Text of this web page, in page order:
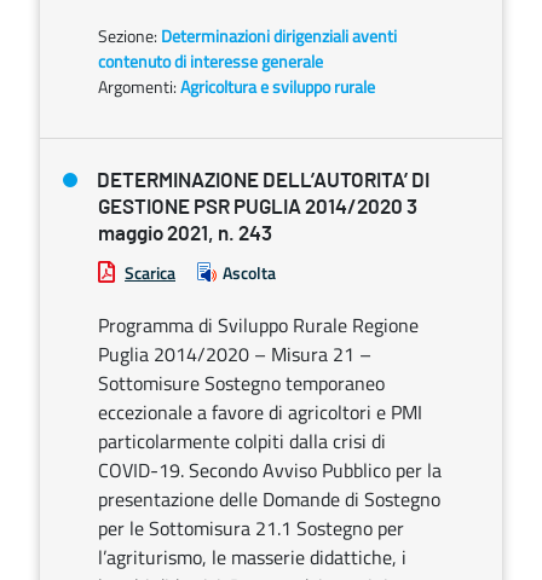
Sezione: Determinazioni dirigenziali aventi
contenuto di interesse generale
Argomenti:Agricoltura e sviluppo rurale
DETERMINAZIONE DELL’AUTORITA’ DI
GESTIONE PSR PUGLIA 2014/2020 3
maggio 2021, n. 243
Scarica Ascolta
Programma di Sviluppo Rurale Regione
Puglia 2014/2020 – Misura 21 –
Sottomisure Sostegno temporaneo
eccezionale a favore di agricoltori e PMI
particolarmente colpiti dalla crisi di
COVID-19. Secondo Avviso Pubblico per la
presentazione delle Domande di Sostegno
per le Sottomisura 21.1 Sostegno per
l’agriturismo, le masserie didattiche, i